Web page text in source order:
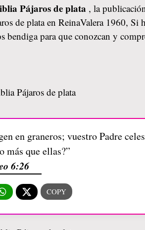
Pájaros de plata , la
de plata en ReinaValera 1960, Si
para que conozcan y
en graneros; vuestro Padre
más que ellas?”
6:26